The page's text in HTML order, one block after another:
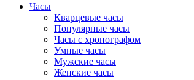
Часы
Кварцевые часы
Популярные часы
Часы с хронографом
Умные часы
Мужские часы
Женские часы